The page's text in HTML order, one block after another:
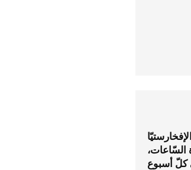
الإفخارستيّا
السّاعات،
كلّ أسبوع